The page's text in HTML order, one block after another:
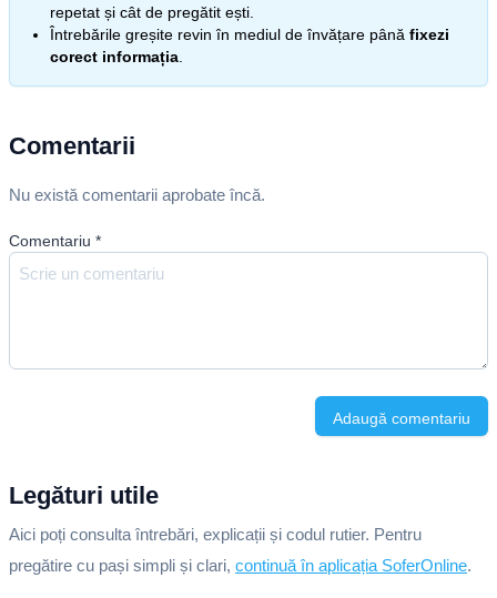
repetat și cât de pregătit ești.
Întrebările greșite revin în mediul de învățare până fixezi
corect informația
Comentarii
Nu există comentarii aprobate încă.
Comentariu *
Adaugă comentariu
Legături utile
Aici poți consulta întrebări, explicații și codul rutier. Pentru
pregătire cu pași simpli și clari, continuă în aplicația SoferOnline.